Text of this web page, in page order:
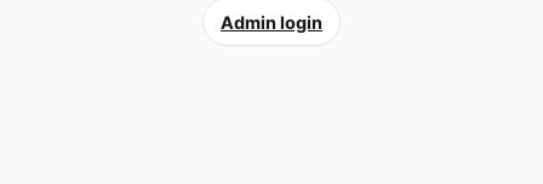
Admin login